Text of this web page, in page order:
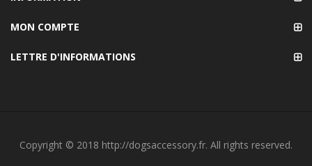
MON COMPTE
LETTRE D'INFORMATIONS
Copyright © 2018 http://dogsaccessory.fr. All rights reserved.